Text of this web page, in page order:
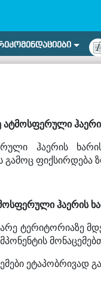
ჰაერის
ჰაერის
ტერიტორიაზე
ეტაპობრივად